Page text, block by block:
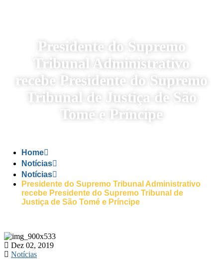
Presidente do Supremo
Tribunal Administrativo
recebe Presidente do Supremo
Tribunal de Justiça de São
Tomé e Príncipe
Home
Notícias
Notícias
Presidente do Supremo Tribunal Administrativo
recebe Presidente do Supremo Tribunal de
Justiça de São Tomé e Príncipe
Dez 02, 2019
Notícias